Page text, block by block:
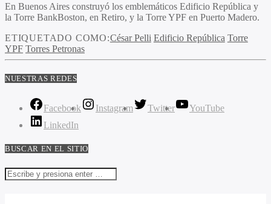
En Buenos Aires construyó los emblemáticos Edificio República y
la Torre BankBoston, en Retiro, y la Torre YPF en Puerto Madero.
ETIQUETADO COMO:César Pelli Edificio República Torre
YPF Torres Petronas
NUESTRAS REDES
Facebook Instagram Twitter
YouTube
LinkedIn
BUSCAR EN EL SITIO